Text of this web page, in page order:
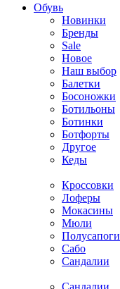
Обувь
Новинки
Бренды
Sale
Новое
Наш выбор
Балетки
Босоножки
Ботильоны
Ботинки
Ботфорты
Другое
Кеды
Кроссовки
Лоферы
Мокасины
Мюли
Полусапоги
Сабо
Сандалии
Сандалии